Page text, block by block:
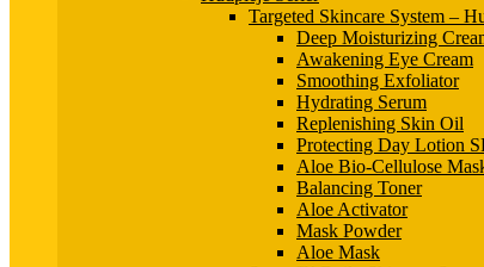
Targeted Skincare System –
Deep Moisturizing
Awakening Eye Cream
Smoothing Exfoliator
Hydrating Serum
Replenishing Skin Oil
Protecting Day Lotion
Aloe Bio-Cellulose
Balancing Toner
Aloe Activator
Mask Powder
Aloe Mask